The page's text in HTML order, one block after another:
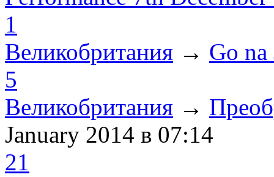
1
Великобритания → Go na
5
Великобритания →
January 2014 в 07:14
21